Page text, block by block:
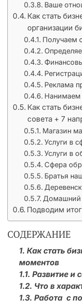
Ваше
Как стать
организации
Получаем
Реклама
Нанимаем
Как стать
совета + 7
Магазин
Услуги в
Услуги в
Сфера
Братья
Домашний
Подводим
СОДЕРЖАНИЕ
1. Как стать
моментов
1.1. Развитие
1.2. Что в
1.3. Работа с